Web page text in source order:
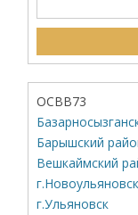
ОСВВ73
Барышский
Вешкаймский
г.Новоульяновск
г.Ульяновск